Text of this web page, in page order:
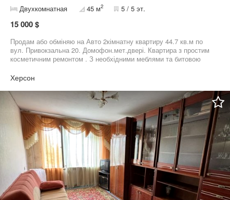
Двухкомнатная 45 м2 5 / 5 эт.
15 000 $
Продам або обміняю на Авто 2кімнатну квартиру 44.7 кв.м по
вул. Привокзальна 20. Домофон.мет.двері. Квартира з простим
косметичним ремонтом . З необхідними меблями та битовою
пропозиції пишіть в телеграм ,вайбер або вотсап. Всім мирного
неба
Херсон